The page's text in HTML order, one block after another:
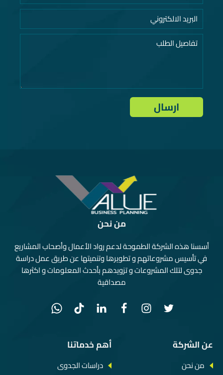
من نحن
أسسنا هذه الشركة الطموحة لدعم رواد الأعمال وأصحاب المشاريع
في تأسيس مشروعاتهم و تطويرها وتنميتها عن طريق عمل دراسة
جدوى لتلك المشروعات و تزويدهم بأحدث المعلومات و اكثرها
مصداقية
عن الشركة
من نحن
أهم خدماتنا
دراسات الجدوى